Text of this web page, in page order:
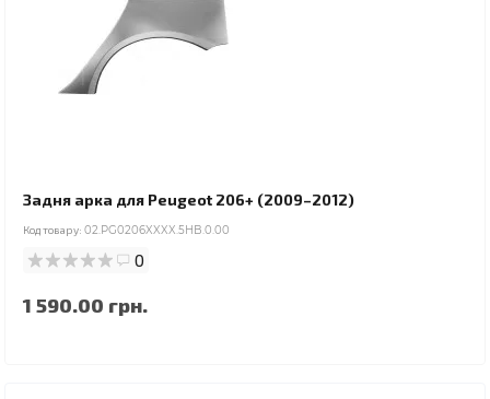
Задня арка для Peugeot 206+ (2009–2012)
Код товару: 02.PG0206XXXX.5HB.0.00
0
1 590.00 грн.